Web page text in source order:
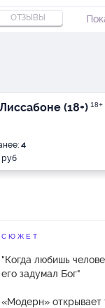
ОТЗЫВЫ
(18+) 18+
4
руб
СЮЖЕТ
"Когда любишь
его задумал Бог"
«Модерн» открывает